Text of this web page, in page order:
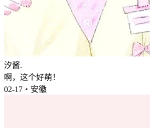
汐酱.
啊，这个好萌！
02-17・安徽